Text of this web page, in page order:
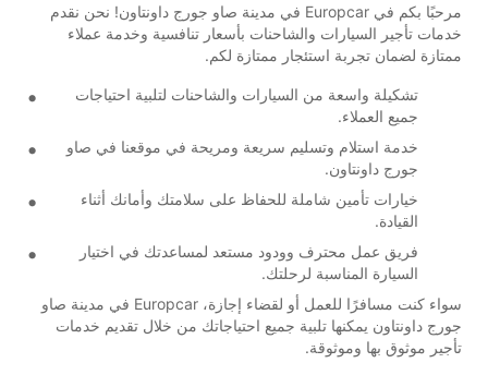
مرحبًا بكم في Europcar في مدينة صاو جورج داونتاون! نحن نقدم
خدمات تأجير السيارات والشاحنات بأسعار تنافسية وخدمة عملاء
ممتازة لضمان تجربة استئجار ممتازة لكم.
تشكيلة واسعة من السيارات والشاحنات لتلبية احتياجات
جميع العملاء.
خدمة استلام وتسليم سريعة ومريحة في موقعنا في صاو
جورج داونتاون.
خيارات تأمين شاملة للحفاظ على سلامتك وأمانك أثناء
القيادة.
فريق عمل محترف وودود مستعد لمساعدتك في اختيار
السيارة المناسبة لرحلتك.
سواء كنت مسافرًا للعمل أو لقضاء إجازة، Europcar في مدينة صاو
جورج داونتاون يمكنها تلبية جميع احتياجاتك من خلال تقديم خدمات
تأجير موثوق بها وموثوقة.